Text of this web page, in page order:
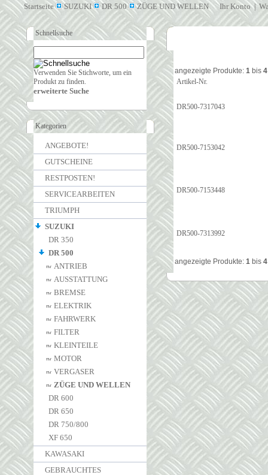
Startseite SUZUKI DR 500 ZÜGE UND WELLEN Ihr Konto|
Schnellsuche
Verwenden Sie Stichworte, um ein
Produkt zu finden.
erweiterte Suche
Kategorien
ANGEBOTE!
GUTSCHEINE
RESTPOSTEN!
SERVICEARBEITEN
TRIUMPH
SUZUKI
DR 350
DR 500
ANTRIEB
AUSSTATTUNG
BREMSE
ELEKTRIK
FAHRWERK
FILTER
KLEINTEILE
MOTOR
VERGASER
ZÜGE UND WELLEN
DR 600
DR 650
DR 750/800
XF 650
KAWASAKI
GEBRAUCHTES
angezeigte Produkte: 1 bis 4
Artikel-Nr.
DR500-7317043
DR500-7153042
DR500-7153448
DR500-7313992
angezeigte Produkte: 1 bis 4